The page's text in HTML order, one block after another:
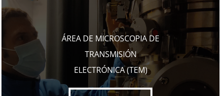
ÁREA DE MICROSCOPIA DE
TRANSMISIÓN
ELECTRÓNICA (TEM)